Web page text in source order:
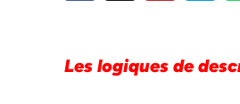
Les logiques de